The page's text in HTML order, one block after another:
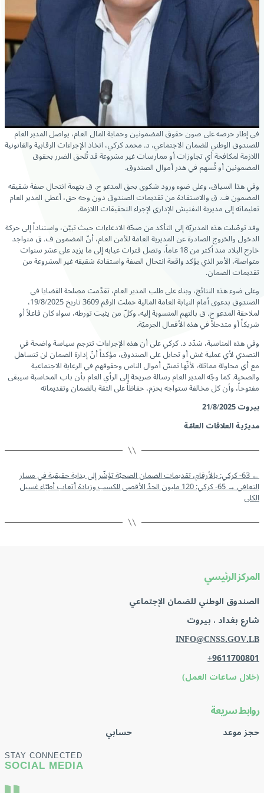
في إطار حرصه على صون حقوق المضمونين وحماية المال العام، يواصل المدير العام
للصندوق الوطني للضمانالاجتماعي، د. محمد كركي، اتخاذ الإجراءات الرقابية والقانونية
اللازمة لمكافحة أي تجاوزات أو ممارسات غير مشروعة قد تُلحق الضرر بحقوق
المضمونين أو تُسهم في هدر أموال الصندوق.
وفي هذا السياق، وعلى ضوء ورود شكوى بحق المدعو ح. ق بتهمة انتحال صفة شقيقه
المضمون ف. ق والاستفادة من تقديمات الصندوق دون وجه حق، أعطى المدير العام
تعليماته إلى مديرية التفتيش الإداري لإجراء التحقيقات اللازمة.
وقد توصّلت هذه المديريّة إلى التأكد من صحّة الادعاءات حيث تبيّن، واستناداً إلى حركة
الدخول والخروج الصادرة عن المديرية العامة للأمن العام، أنّ المضمون ف. ق متواجد
خارج البلاد منذ أكثر من 18 عاماً، وتصل فترات غيابه إلى ما يزيد على عشر سنوات
متواصلة، الأمر الذي يؤكد واقعة انتحال الصفة واستفادة شقيقه غير المشروعة من
تقديمات الضمان.
وعلى ضوء هذه النتائج، وبناء على طلب المدير العام، تقدّمت مصلحة القضايا في
الصندوق بدعوى أمام النيابة العامة المالية حملت الرقم 3609 تاريخ 19/8/2025،
لملاحقة المدعو ح. ق بالتهم المنسوبة إليه، وكلّ من يثبت تورطه، سواء كان فاعلاً أو
شريكاً أو متدخلاً في هذه الأفعال الجرميّة.
وفي هذه المناسبة، شدّد د. كركي على أن هذه الإجراءات تترجم سياسة واضحة في
التصدي لأي عملية غش أو تحايل على الصندوق، مؤكداً أنّ إدارة الضمان لن تتساهل
مع أي محاولة مماثلة، لأنّها تمسّ أموال الناس وحقوقهم في الرعاية الاجتماعية
والصحية. كما وجّه المدير العام رسالة صريحة إلى الرأي العام بأن باب المحاسبة سيبقى
مفتوحاً، وأن كل مخالفة ستواجه بحزم، حفاظاً على الثقة بالضمان وتقديماته
بيروت21/8/2025
مديرّية العلاقات العامّة
← 63- كركي: بالأرقام، تقديمات الضمان الصحيّة تؤشّر إلى بداية حقيقية في مسار
التعافي→ 65- كركي: 120 مليون الحدّ الأقصى للكسب وزيادة أتعاب أطبّاء غسيل
الكلى
المركز الرئيسي
الصندوق الوطني للضمان الإجتماعي
شارع بغداد ، بيروت
INFO@CNSS.GOV.LB
+9611700801
(خلال ساعات العمل)
روابط سريعة
حجز موعد حسابي
STAY CONNECTED
SOCIAL MEDIA